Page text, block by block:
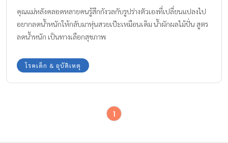
คุณแม่หลังคลอดหลายคนรู้สึกกังวลกับรูปร่างตัวเองที่เปลี่ยนแปลงไป
อยากลดน้ำหนักให้กลับมาหุ่นสวยเป๊ะเหมือนเดิม น้ำผักผลไม้ปั่น สูตร
ลดน้ำหนัก เป็นทางเลือกสุขภาพ
โรคเด็ก & อุบัติเหตุ
1